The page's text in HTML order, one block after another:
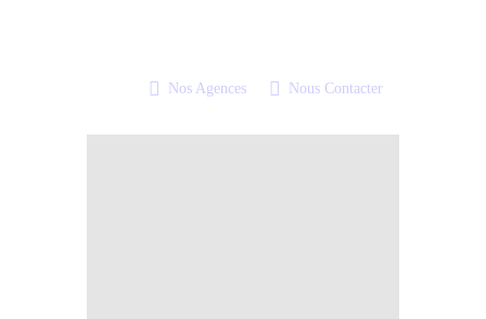
Nos Agences Nous Contacter